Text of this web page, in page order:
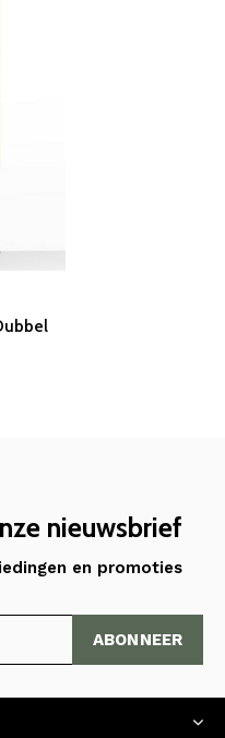
nieuwsbrief
en promoties
ABONNEER